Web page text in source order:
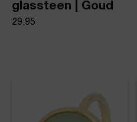
glassteen | Goud
29,95